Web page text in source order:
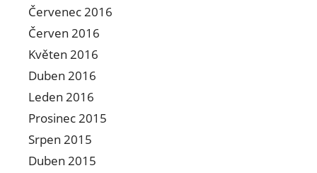
Červenec 2016
Červen 2016
Květen 2016
Duben 2016
Leden 2016
Prosinec 2015
Srpen 2015
Duben 2015